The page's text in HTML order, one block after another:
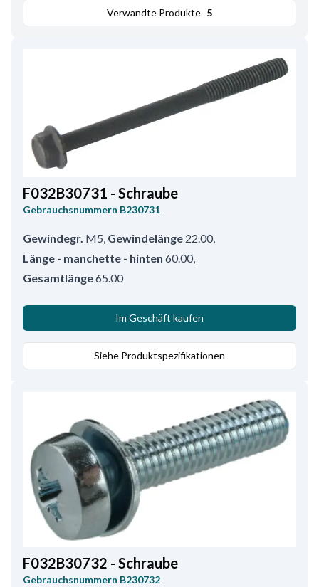
Verwandte Produkte 5
F032B30731 - Schraube
Gebrauchsnummern B230731
Gewindegr. M5, Gewindelänge 22.00,
Länge - manchette - hinten 60.00,
Gesamtlänge65.00
Im Geschäft kaufen
Siehe Produktspezifikationen
F032B30732 - Schraube
Gebrauchsnummern B230732